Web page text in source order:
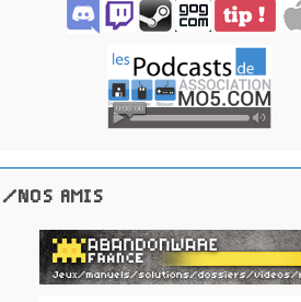
/NOS AMIS